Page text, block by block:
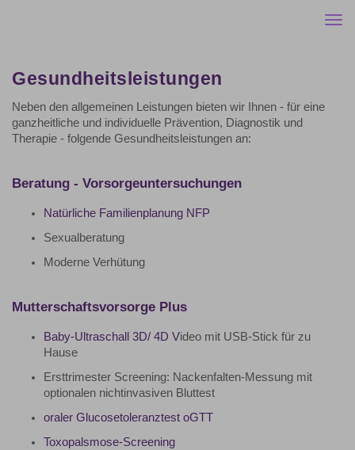
Gesundheitsleistungen
Neben den allgemeinen Leistungen bieten wir Ihnen - für eine
ganzheitliche und individuelle Prävention, Diagnostik und
Therapie - folgende Gesundheitsleistungen an:
Beratung - Vorsorgeuntersuchungen
Natürliche Familienplanung NFP
Sexualberatung
Moderne Verhütung
Mutterschaftsvorsorge Plus
Baby-Ultraschall 3D/ 4D Video mit USB-Stick für zu
Hause
Ersttrimester Screening: Nackenfalten-Messung mit
optionalen nichtinvasiven Bluttest
oraler Glucosetoleranztest oGTT
Toxopalsmose-Screening